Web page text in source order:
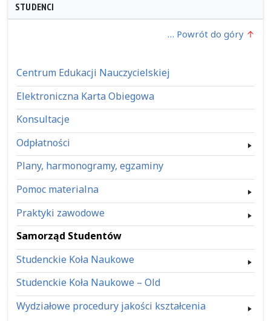
STUDENCI
… Powrót do góry
Centrum Edukacji Nauczycielskiej
Elektroniczna Karta Obiegowa
Konsultacje
Odpłatności
Plany, harmonogramy, egzaminy
Pomoc materialna
Praktyki zawodowe
Samorząd Studentów
Studenckie Koła Naukowe
Studenckie Koła Naukowe – Old
Wydziałowe procedury jakości kształcenia